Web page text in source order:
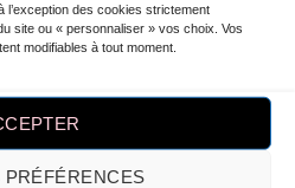
l’exception des cookies strictement
site ou « personnaliser » vos choix. Vos
modifiables à tout moment.
PRÉFÉRENCES
La coupe est
et met en valeur ma
tissu est de très bonne
et agréable à porter. Je